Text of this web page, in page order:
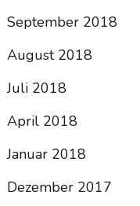
September 2018
August 2018
Juli 2018
April 2018
Januar 2018
Dezember 2017